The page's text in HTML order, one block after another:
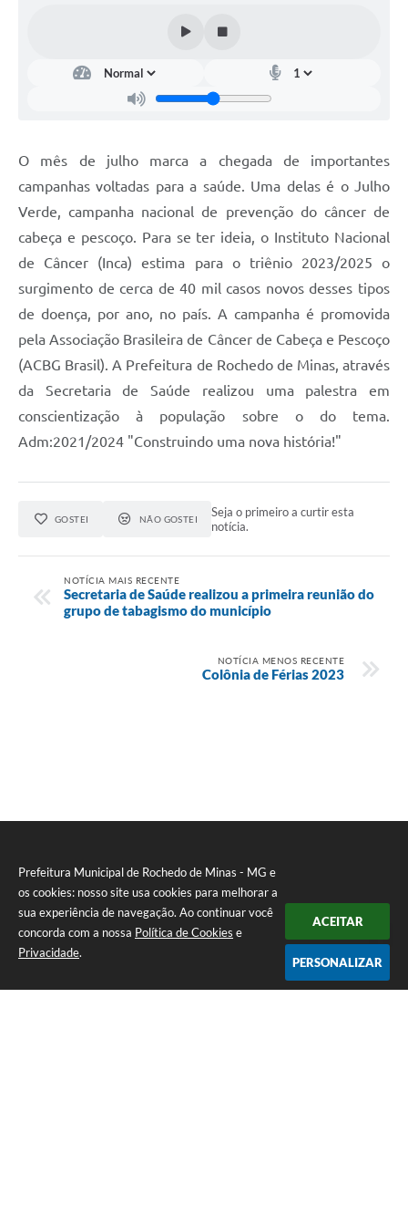
Prefeitura Municipal de Rochedo de Minas - MG e
os cookies: nosso site usa cookies para melhorar a
sua experiência de navegação. Ao continuar você
concorda com a nossa Política de Cookies e
Privacidade.
ACEITAR
PERSONALIZAR
O mês de julho marca a chegada de importantes
campanhas voltadas para a saúde. Uma delas é o Julho
Verde, campanha nacional de prevenção do câncer de
cabeça e pescoço. Para se ter ideia, o Instituto Nacional
de Câncer (Inca) estima para o triênio 2023/2025 o
surgimento de cerca de 40 mil casos novos desses tipos
de doença, por ano, no país. A campanha é promovida
pela Associação Brasileira de Câncer de Cabeça e Pescoço
(ACBG Brasil). A Prefeitura de Rochedo de Minas, através
da Secretaria de Saúde realizou uma palestra em
conscientização à população sobre o do tema.
Adm:2021/2024 "Construindo uma nova história!"
GOSTEI NÃO GOSTEI
Seja o primeiro a curtir esta
notícia.
NOTÍCIA MAIS RECENTE
Secretaria de Saúde realizou a primeira reunião do
grupo de tabagismo do município
NOTÍCIA MENOS RECENTE
Colônia de Férias 2023